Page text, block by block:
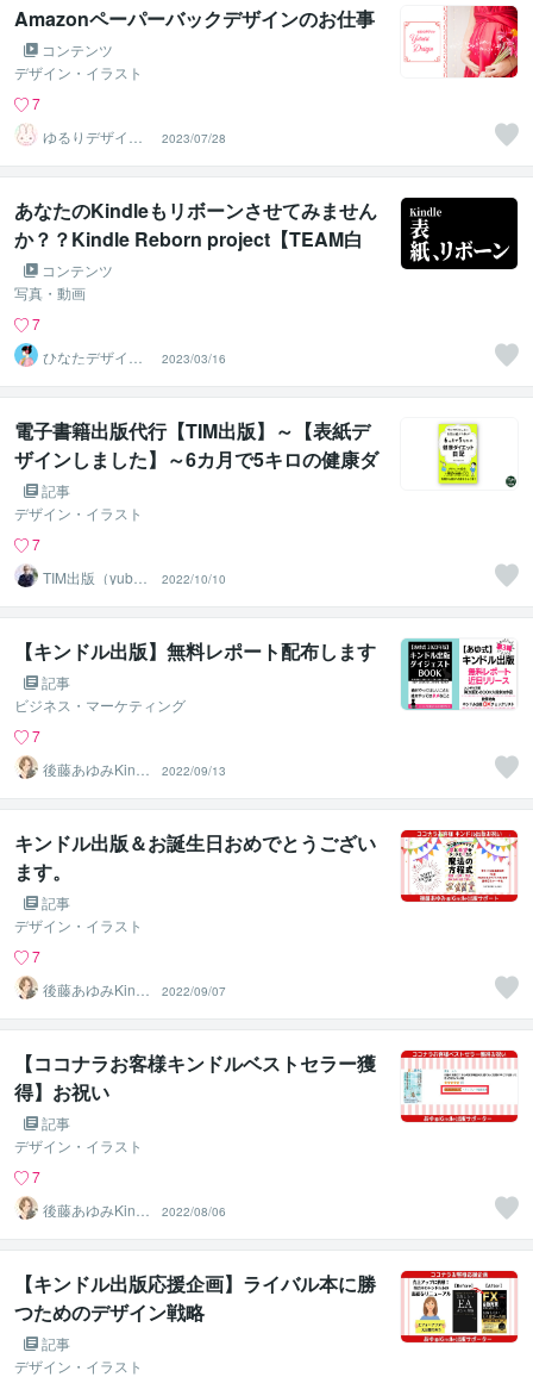
Amazonペーパーバックデザインのお仕事
コンテンツ
デザイン・イラスト
7
ゆるりデザイン
＠夏季休暇中
2023/07/28
あなたのKindleもリボーンさせてみません
か？？Kindle Reborn project【TEAM白
猫】コンテンツ
写真・動画
7
ひなたデザイン
ラボ（初心者歓
迎）
2023/03/16
電子書籍出版代行【TIM出版】～【表紙デ
ザインしました】～6カ月で5キロの健康ダ
イエット日記
記事
デザイン・イラスト
7
TIM出版（yubun
e0634）
2022/10/10
【キンドル出版】無料レポート配布します
記事
ビジネス・マーケティング
7
後藤あゆみKindl
eコンサル＆デザ
イン
2022/09/13
キンドル出版＆お誕生日おめでとうござい
ます。
記事
デザイン・イラスト
7
後藤あゆみKindl
eコンサル＆デザ
イン
2022/09/07
【ココナラお客様キンドルベストセラー獲
得】お祝い
記事
デザイン・イラスト
7
後藤あゆみKindl
eコンサル＆デザ
イン
2022/08/06
【キンドル出版応援企画】ライバル本に勝
つためのデザイン戦略
記事
デザイン・イラスト